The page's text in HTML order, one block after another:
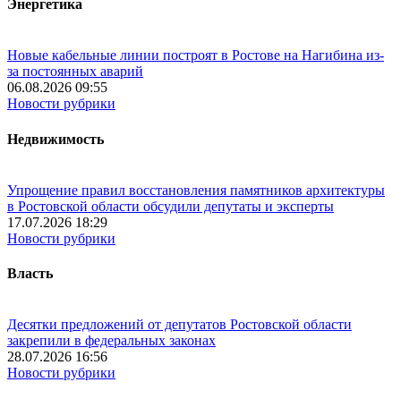
Энергетика
Новые кабельные линии построят в Ростове на Нагибина из-
за постоянных аварий
06.08.2026 09:55
Новости рубрики
Недвижимость
Упрощение правил восстановления памятников архитектуры
в Ростовской области обсудили депутаты и эксперты
17.07.2026 18:29
Новости рубрики
Власть
Десятки предложений от депутатов Ростовской области
закрепили в федеральных законах
28.07.2026 16:56
Новости рубрики